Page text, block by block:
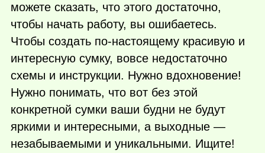
можете сказать, что этого достаточно,
чтобы начать работу, вы ошибаетесь.
Чтобы создать по-настоящему красивую и
интересную сумку, вовсе недостаточно
схемы и инструкции. Нужно вдохновение!
Нужно понимать, что вот без этой
конкретной сумки ваши будни не будут
яркими и интересными, а выходные —
незабываемыми и уникальными. Ищите!